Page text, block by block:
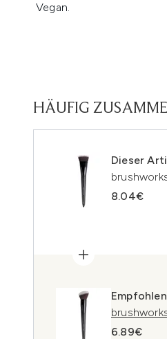
Vegan.
HÄUFIG
Dieser
8.04€
6.89€